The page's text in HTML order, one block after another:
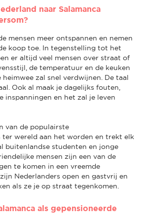
naar Salamanca
mensen meer ontspannen en nemen
koop toe. In tegenstelling tot het
er altijd veel mensen over straat of
de temperatuur en de keuken
zal snel verdwijnen. De taal
Ook al maak je dagelijks fouten,
inspanningen en het zal je leven
van de populairste
ter wereld aan het worden en trekt elk
buitenlandse studenten en jonge
mensen zijn een van de
te komen in een vreemde
Nederlanders open en gastvrij en
als ze je op straat tegenkomen.
als gepensioneerde